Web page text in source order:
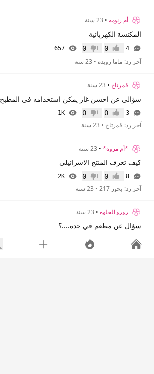
أم رنومه • 23 سنة
المكنسة الكهربائية
4 إعجاب0 عدم إعجاب
0
657
آخر رد: ماما رويدة • 23 سنة
قمرتاج • 23 سنة
سؤالى عن احسن غاز يمكن استخدامه فى المطبخ
3 إعجاب0 عدم إعجاب
0
1K
آخر رد: قمرتاج • 23 سنة
*أم مروة* • 23 سنة
كيف تعرف المنتج الاسرائيلي
8 إعجاب0 عدم إعجاب
0
2K
آخر رد: بحور 217 • 23 سنة
رورو الحلوه • 23 سنة
سؤال عن مطعم في جده....؟
عدم إعجاب
آخر رد: •